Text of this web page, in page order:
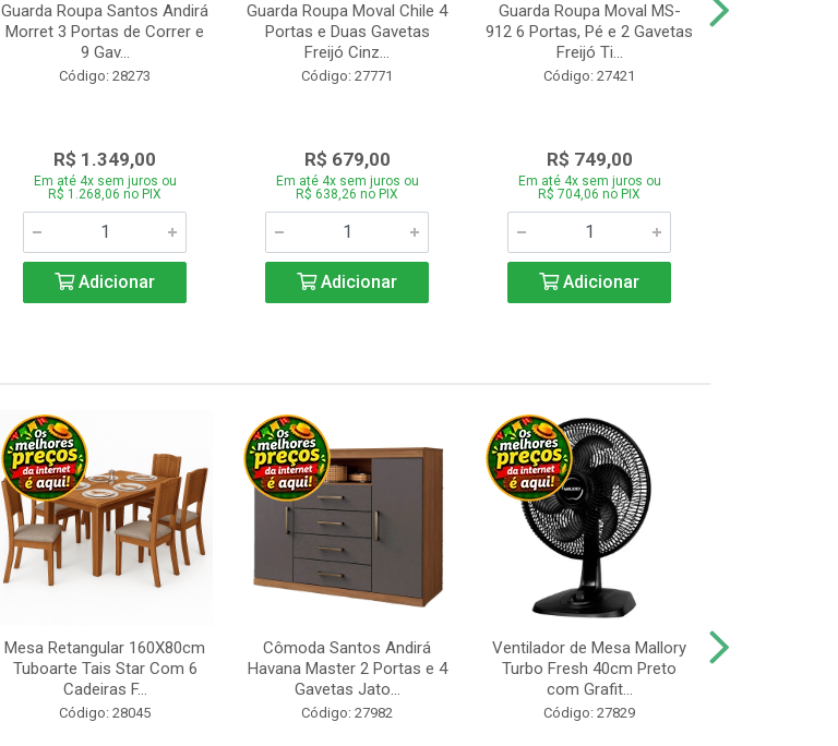
Guarda Roupa Santos Andirá
Morret 3 Portas de Correr e
9 Gav...
Código: 28273
R$ 1.349,00
Em até 4x sem juros ou
R$ 1.268,06 no PIX
Adicionar
Guarda Roupa Moval Chile 4
Portas e Duas Gavetas
Freijó Cinz...
Código: 27771
R$ 679,00
Em até 4x sem juros ou
R$ 638,26 no PIX
Adicionar
Guarda Roupa Moval MS-
912 6 Portas, Pé e 2 Gavetas
Freijó Ti...
Código: 27421
R$ 749,00
Em até 4x sem juros ou
R$ 704,06 no PIX
Adicionar
Mesa Retangular 160X80cm
Tuboarte Tais Star Com 6
Cadeiras F...
Código: 28045
Cômoda Santos Andirá
Havana Master 2 Portas e 4
Gavetas Jato...
Código: 27982
Ventilador de Mesa Mallory
Turbo Fresh 40cm Preto
com Grafit...
Código: 27829